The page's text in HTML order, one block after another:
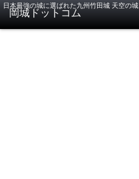
日本最強の城に選ばれた九州竹田城 天空の城